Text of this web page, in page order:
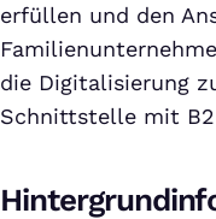
erfüllen und den
die Digitalisierung
Schnittstelle mit